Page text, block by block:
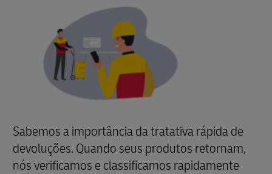
Sabemos a importância da tratativa rápida de
devoluções. Quando seus produtos retornam,
nós verificamos e classificamos rapidamente